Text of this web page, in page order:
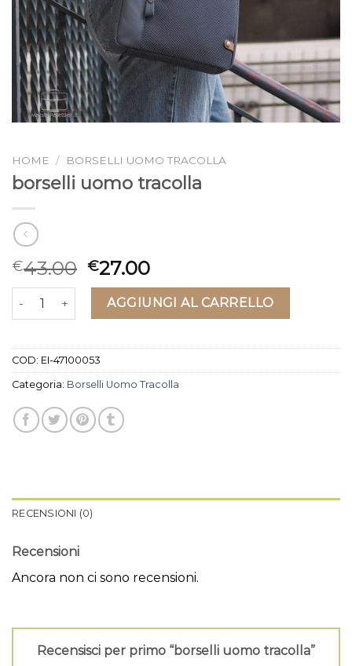
HOME / BORSELLI UOMO TRACOLLA
borselli uomo tracolla
€43.00 €27.00
borselli uomo tracolla quantitàAGGIUNGI AL CARRELLO
COD: EI-47100053
Categoria: Borselli Uomo Tracolla
RECENSIONI (0)
Recensioni
Ancora non ci sono recensioni.
Recensisci per primo “borselli uomo tracolla”